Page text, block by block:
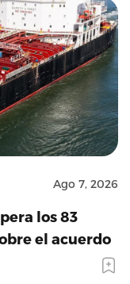
Ago 7, 2026
los 83
el acuerdo